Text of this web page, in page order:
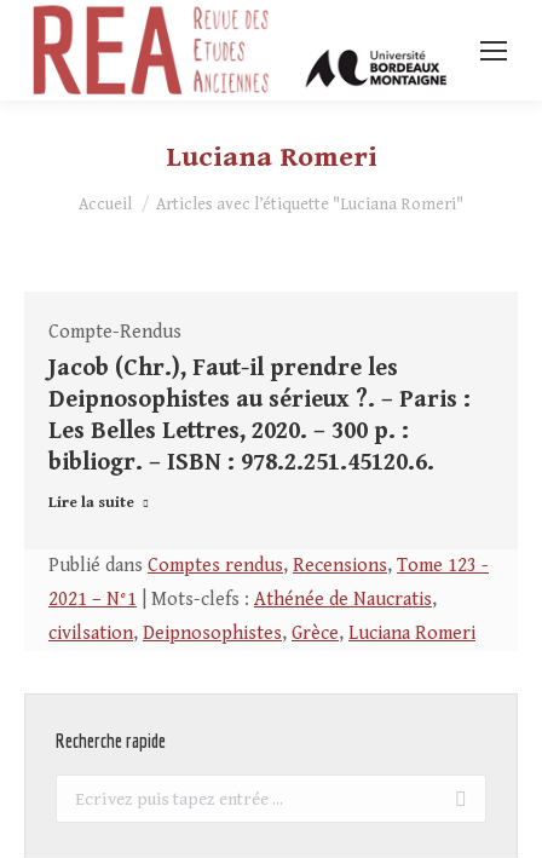
Luciana Romeri
Vous êtes ici :
Accueil Articles avec l’étiquette "Luciana Romeri"
Compte-Rendus
Jacob (Chr.), Faut-il prendre les
Deipnosophistes au sérieux ?. – Paris :
Les Belles Lettres, 2020. – 300 p. :
bibliogr. – ISBN : 978.2.251.45120.6.
Lire la suite
Publié dans Comptes rendus, Recensions, Tome 123 -
2021 – N°1 | Mots-clefs : Athénée de Naucratis,
civilsation, Deipnosophistes, Grèce, Luciana Romeri
Recherche rapide
Recherche